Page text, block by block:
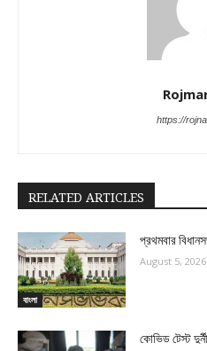
https://
RELATED ARTICLES
বাংলা
প্রথমবার
August 5, 2026
কোভিড টেস্ট